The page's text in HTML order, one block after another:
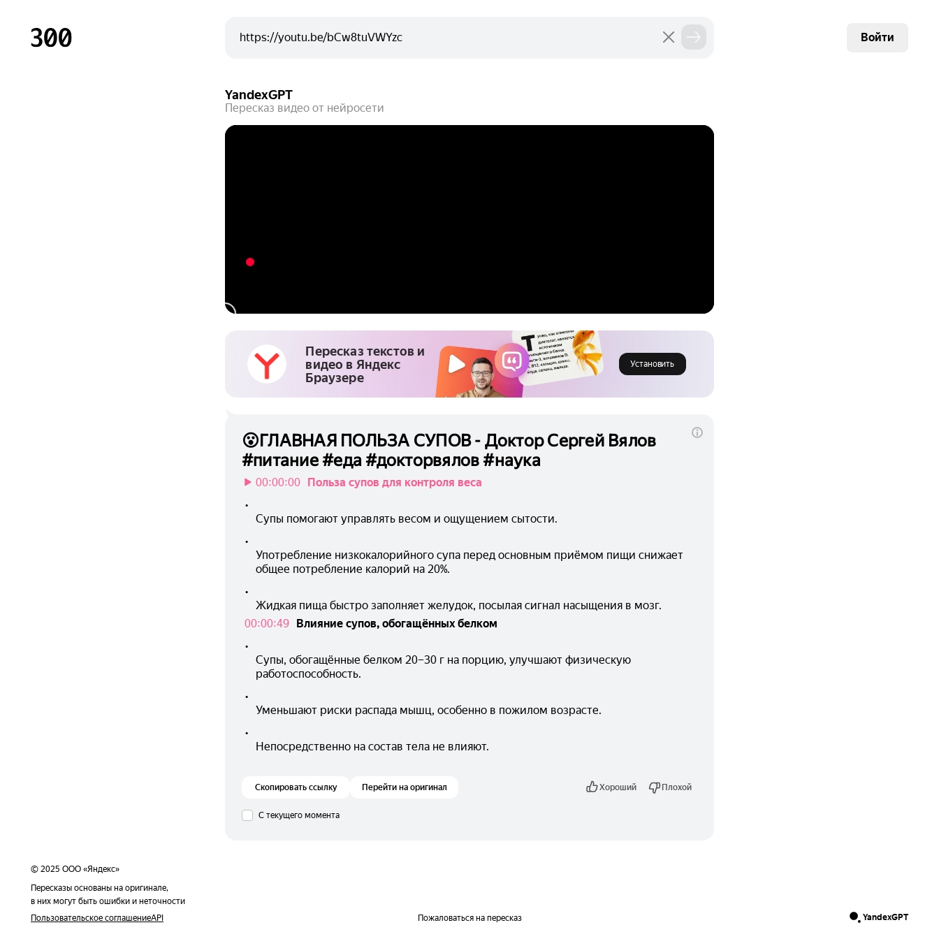
YandexGPT
Пересказ видео от нейросети
Пересказ текстов и
видео в Яндекс
Браузере
Установить
😮ГЛАВНАЯ ПОЛЬЗА СУПОВ - Доктор Сергей Вялов
#питание #еда #докторвялов #наука
00:00:00
Польза супов для контроля веса
Супы помогают управлять весом и ощущением сытости.
Употребление низкокалорийного супа перед основным приёмом пищи снижает
общее потребление калорий на 20%.
Жидкая пища быстро заполняет желудок, посылая сигнал насыщения в мозг.
00:00:49 Влияние супов, обогащённых белком
Супы, обогащённые белком 20–30 г на порцию, улучшают физическую
работоспособность.
Уменьшают риски распада мышц, особенно в пожилом возрасте.
Непосредственно на состав тела не влияют.
Скопировать ссылку Перейти на оригинал
С текущего момента
Хороший Плохой
Войти
© 2025 ООО «Яндекс»
Пересказы основаны на оригинале,
в них могут быть ошибки и неточности
Пользовательское соглашениеAPI Пожаловаться на пересказ YandexGPT